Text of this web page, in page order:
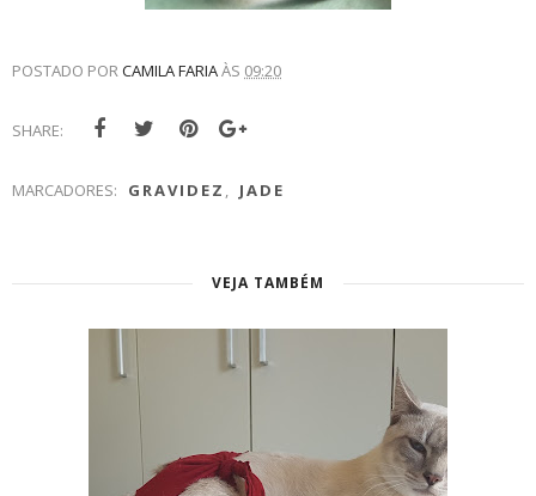
POSTADO PORCAMILA FARIAÀS 09:20
SHARE:
MARCADORES: GRAVIDEZ , JADE
VEJA TAMBÉM